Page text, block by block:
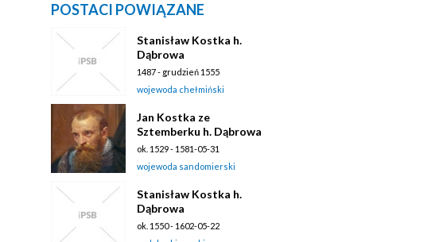
POSTACI POWIĄZANE
Stanisław Kostka h.
Dąbrowa
1487 - grudzień 1555
wojewoda chełmiński
Jan Kostka ze
Sztemberku h. Dąbrowa
ok. 1529 - 1581-05-31
wojewoda sandomierski
Stanisław Kostka h.
Dąbrowa
ok. 1550 - 1602-05-22